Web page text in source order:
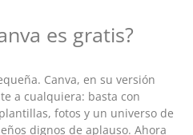
es gratis?
Canva, en su versión
a cualquiera: basta con
fotos y un universo de
dignos de aplauso. Ahora